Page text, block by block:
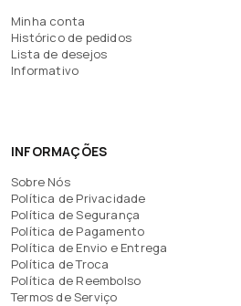
Minha conta
Histórico de pedidos
Lista de desejos
Informativo
INFORMAÇÕES
Sobre Nós
Política de Privacidade
Política de Segurança
Política de Pagamento
Política de Envio e Entrega
Política de Troca
Política de Reembolso
Termos de Serviço